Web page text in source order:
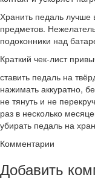
Хранить педаль лучше
предметов.
подоконники над
Краткий чек-лист
ставить педаль на
нажимать аккуратно,
не тянуть и не
раз в несколько
убирать педаль на
Комментарии
Добавить